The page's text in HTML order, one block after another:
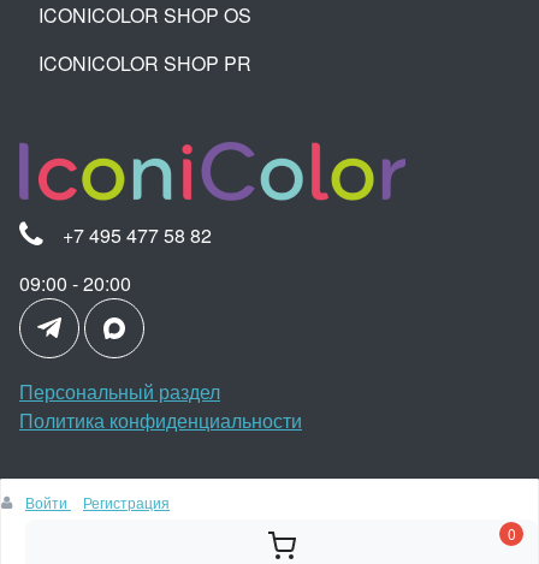
ICONICOLOR SHOP OS
ICONICOLOR SHOP PR
+7 495 477 58 82
09:00 - 20:00
Персональный раздел
Политика конфиденциальности
Войти
Регистрация
0